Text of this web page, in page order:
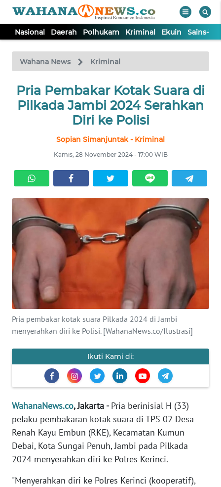
Nasional Daerah Polhukam Kriminal Ekuin Sains-
Wahana News Kriminal
Pria Pembakar Kotak Suara di
Pilkada Jambi 2024 Serahkan
Diri ke Polisi
Sopian Simanjuntak - Kriminal
Kamis, 28 November 2024 - 17:00 WIB
Pria pembakar kotak suara Pilkada 2024 di Jambi
menyerahkan diri ke Polisi. [WahanaNews.co/Ilustrasi]
Ikuti Kami di:
WahanaNews.co, Jakarta -Pria berinisial H (33)
pelaku pembakaran kotak suara di TPS 02 Desa
Renah Kayu Embun (RKE), Kecamatan Kumun
Debai, Kota Sungai Penuh, Jambi pada Pilkada
2024 menyerahkan diri ke Polres Kerinci.
"Menyerahkan diri ke Polres Kerinci (kooperatif),
TV
Tutup
NASIONAL
KRIMINAL
EKUIN
SAINS-TEKNO
KESEHATAN
INTERNASIONAL
SERBA-SERBI
PENDIDIKAN
OLAHRAGA
EDITORIAL
Informasi
BERITA